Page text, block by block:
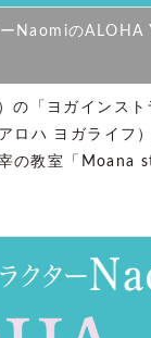
NaomiのALOHA
の「ヨガインス
ロハ ヨガライフ
教室「Moana